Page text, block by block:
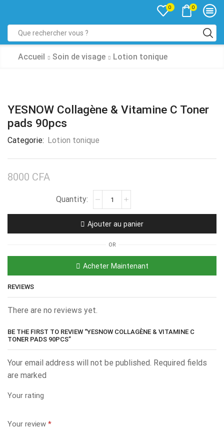
0 0
Accueil Soin de visage Lotion tonique
YESNOW Collagène & Vitamine C Toner
pads 90pcs
Categorie: Lotion tonique
8000 CFA
Ajouter au panier
OR
Acheter Maintenant
REVIEWS
There are no reviews yet.
BE THE FIRST TO REVIEW “YESNOW COLLAGÈNE & VITAMINE C
TONER PADS 90PCS”
Your email address will not be published. Required fields
are marked
Your rating
Your review *